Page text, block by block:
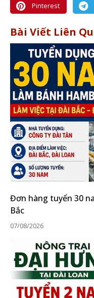
Pinterest
Bài Viết Liên
Đơn hàng tuyển 30
Bắc
07/08/2026